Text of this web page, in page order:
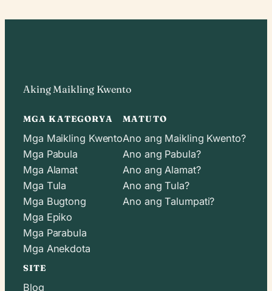
Aking Maikling Kwento
MGA KATEGORYA
Mga Maikling Kwento
Mga Pabula
Mga Alamat
Mga Tula
Mga Bugtong
Mga Epiko
Mga Parabula
Mga Anekdota
MATUTO
Ano ang Maikling Kwento?
Ano ang Pabula?
Ano ang Alamat?
Ano ang Tula?
Ano ang Talumpati?
SITE
Blog